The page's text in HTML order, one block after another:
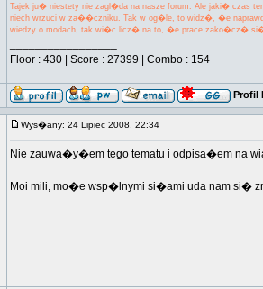
Tajek ju� niestety nie zagl�da na nasze forum. Ale jaki�
niech wrzuci w za��czniku. Tak w og�le, to widz�, �e
wiedzy o modach, tak wi�c licz� na to, �e prace zako�cz�
Floor : 430 | Score : 27399 | Combo : 154
Profil
Wys�any: 24 Lipiec 2008, 22:34
Nie zauwa�y�em tego tematu i odpisa�em na
Moi mili, mo�e wsp�lnymi si�ami uda nam